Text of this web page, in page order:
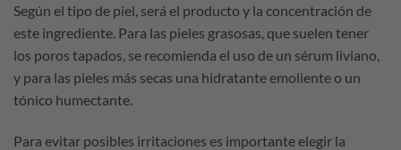
Según el tipo de piel, será el producto y la concentración de
este ingrediente. Para las pieles grasosas, que suelen tener
los poros tapados, se recomienda el uso de un sérum liviano,
y para las pieles más secas una hidratante emoliente o un
tónico humectante.
Para evitar posibles irritaciones es importante elegir la